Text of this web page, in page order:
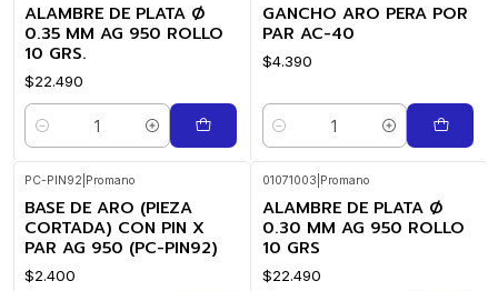
ALAMBRE DE PLATA Ø
0.35 MM AG 950 ROLLO
10 GRS.
$22.490
Cantidad
GANCHO ARO PERA POR
PAR AC-40
$4.390
Cantidad
PC-PIN92 Promano
BASE DE ARO (PIEZA
CORTADA) CON PIN X
PAR AG 950 (PC-PIN92)
$2.400
01071003 Promano
ALAMBRE DE PLATA Ø
0.30 MM AG 950 ROLLO
10 GRS
$22.490